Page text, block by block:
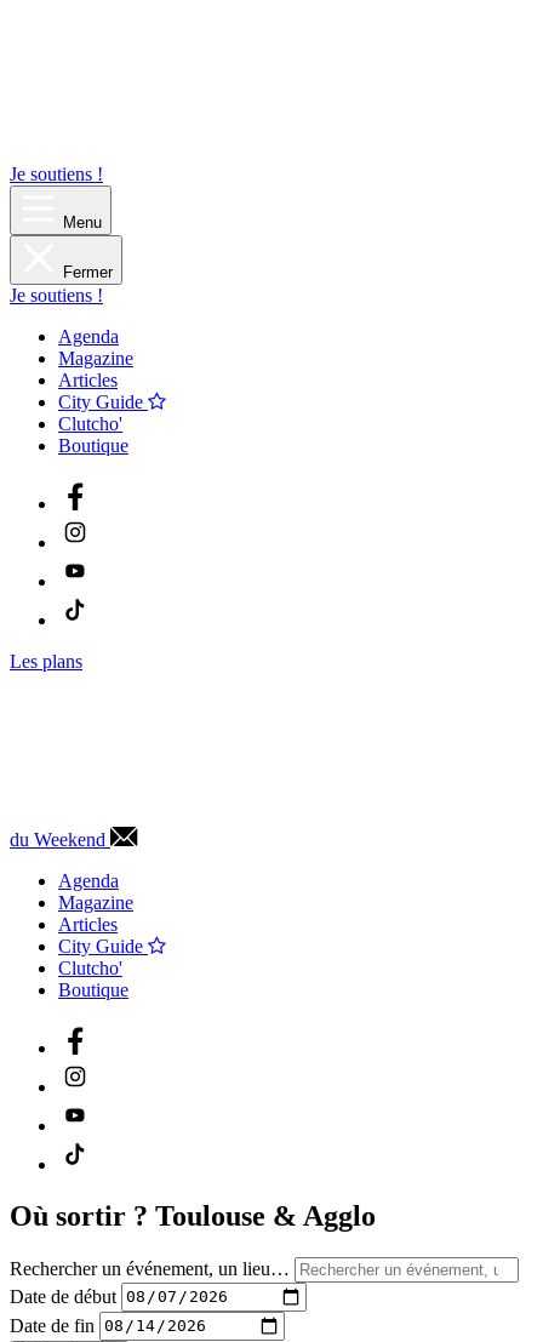
Je soutiens !
Menu
Fermer
Je soutiens !
Agenda
Magazine
Articles
City Guide
Clutcho'
Boutique
Les plans
du Weekend
Agenda
Magazine
Articles
City Guide
Clutcho'
Boutique
Où sortir ? Toulouse & Agglo
Rechercher un événement, un lieu…
Date de début
Date de fin